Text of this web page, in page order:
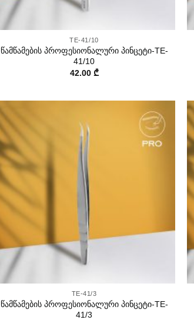
TE-41/10
წამწამების პროფესიონალური პინცეტი-TE-
41/10
42.00 ₾
TE-41/3
წამწამების პროფესიონალური პინცეტი-TE-
41/3